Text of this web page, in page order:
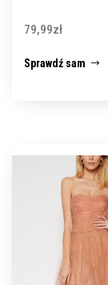
79,99zł
Sprawdź sam